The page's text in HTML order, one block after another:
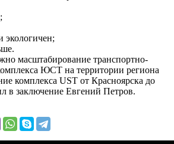
экологичен;
масштабирование транспортно-
ЮСТ на территории региона
комплекса UST от Красноярска до
в заключение Евгений Петров.